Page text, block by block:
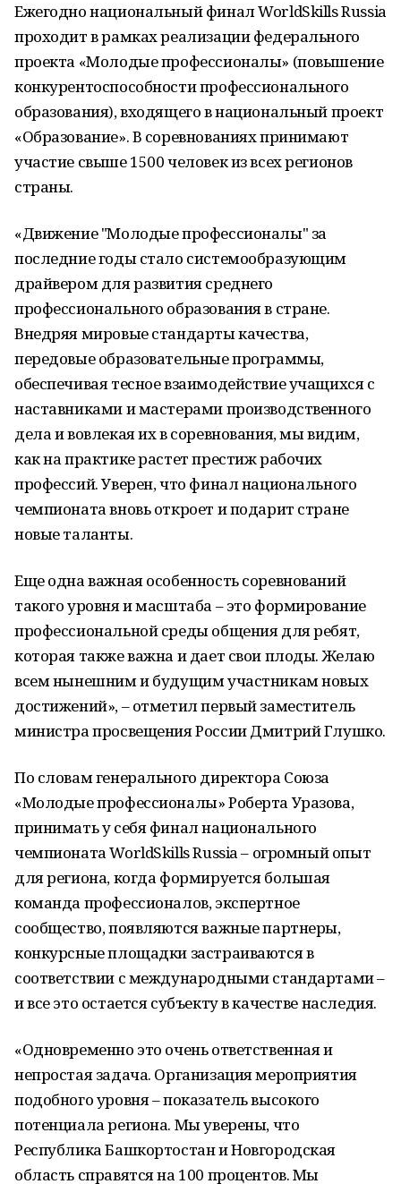
Ежегодно национальный финал WorldSkills Russia
проходит в рамках реализации федерального
проекта «Молодые профессионалы» (повышение
конкурентоспособности профессионального
образования), входящего в национальный проект
«Образование». В соревнованиях принимают
участие свыше 1500 человек из всех регионов
страны.
«Движение "Молодые профессионалы" за
последние годы стало системообразующим
драйвером для развития среднего
профессионального образования в стране.
Внедряя мировые стандарты качества,
передовые образовательные программы,
обеспечивая тесное взаимодействие учащихся с
наставниками и мастерами производственного
дела и вовлекая их в соревнования, мы видим,
как на практике растет престиж рабочих
профессий. Уверен, что финал национального
чемпионата вновь откроет и подарит стране
новые таланты.
Еще одна важная особенность соревнований
такого уровня и масштаба – это формирование
профессиональной среды общения для ребят,
которая также важна и дает свои плоды. Желаю
всем нынешним и будущим участникам новых
достижений», – отметил первый заместитель
министра просвещения России Дмитрий Глушко.
По словам генерального директора Союза
«Молодые профессионалы» Роберта Уразова,
принимать у себя финал национального
чемпионата WorldSkills Russia – огромный опыт
для региона, когда формируется большая
команда профессионалов, экспертное
сообщество, появляются важные партнеры,
конкурсные площадки застраиваются в
соответствии с международными стандартами –
и все это остается субъекту в качестве наследия.
«Одновременно это очень ответственная и
непростая задача. Организация мероприятия
подобного уровня – показатель высокого
потенциала региона. Мы уверены, что
Республика Башкортостан и Новгородская
область справятся на 100 процентов. Мы